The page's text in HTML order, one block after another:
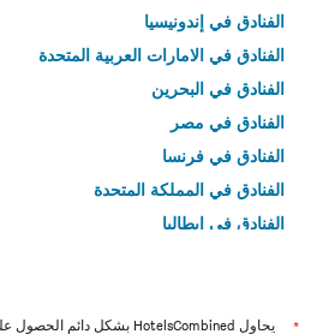
الفنادق في إندونيسيا
الفنادق في الامارات العربية المتحدة
الفنادق في البحرين
الفنادق في مصر
الفنادق في فرنسا
الفنادق في المملكة المتحدة
الفنادق في إيطاليا
* يحاول HotelsCombined بشكل دائم الحصول على الأسعار الدقيقة، ولكن